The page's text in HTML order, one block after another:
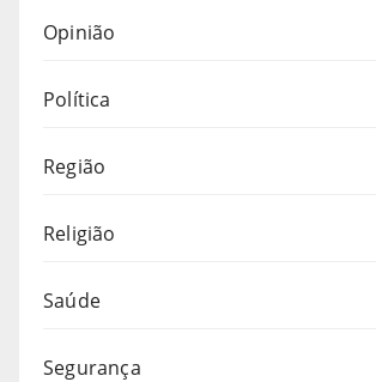
Opinião
Política
Região
Religião
Saúde
Segurança